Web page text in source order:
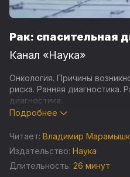
Рак: спасительная
Канал «Наука»
Онкология. Причины
риска. Ранняя диагностика.
диагностика.
назад эта болезнь
четвертому ставят диагноз
заболевания. Но если в
обнаруженная
Подробнее
Читает: Владимир
Издательство: Наука
Длительность: 26 минут